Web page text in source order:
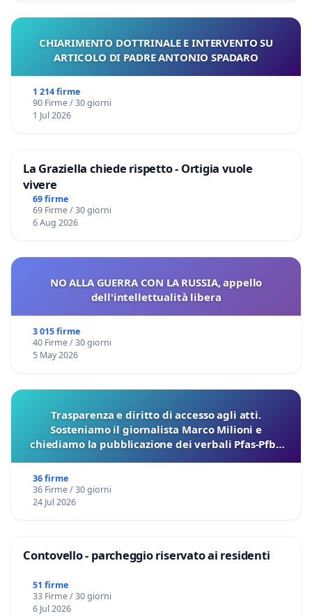
CHIARIMENTO DOTTRINALE E INTERVENTO SU
ARTICOLO DI PADRE ANTONIO SPADARO
1 214 firme
90 Firme / 30 giorni
1 Jul 2026
La Graziella chiede rispetto - Ortigia vuole
vivere
69 firme
69 Firme / 30 giorni
6 Aug 2026
NO ALLA GUERRA CON LA RUSSIA, appello
dell'intellettualità libera
3 015 firme
40 Firme / 30 giorni
5 May 2026
Trasparenza e diritto di accesso agli atti.
Sosteniamo il giornalista Marco Milioni e
chiediamo la pubblicazione dei verbali Pfas-Pfba
36 firme
36 Firme / 30 giorni
24 Jul 2026
Contovello - parcheggio riservato ai residenti
51 firme
33 Firme / 30 giorni
6 Jul 2026